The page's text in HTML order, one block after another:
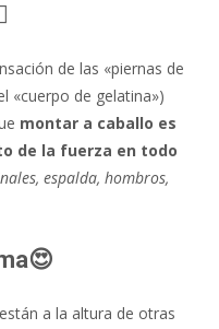
de las «piernas de
«cuerpo de gelatina»)
montar a caballo es
de la fuerza en todo
espalda, hombros,
a la altura de otras